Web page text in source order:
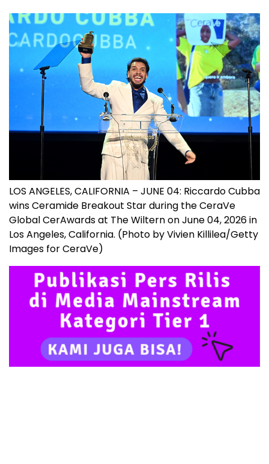
LOS ANGELES, CALIFORNIA – JUNE 04: Riccardo Cubba
wins Ceramide Breakout Star during the CeraVe
Global CerAwards at The Wiltern on June 04, 2026 in
Los Angeles, California. (Photo by Vivien Killilea/Getty
Images for CeraVe)